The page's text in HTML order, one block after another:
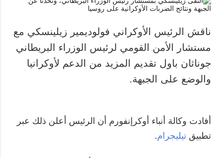
ناقش الرئيس الأوكراني فولوديمير زيلينسكي مع
مستشار الأمن القومي لرئيس الوزراء البريطاني
جوناثان باول تقديم المزيد من الدعم لأوكرانيا
والوضع على الجبهة.
أفادت وكالة أنباء أوكرإنفورم أن الرئيس أعلن ذلك عبر
تطبيقتيليجرام.